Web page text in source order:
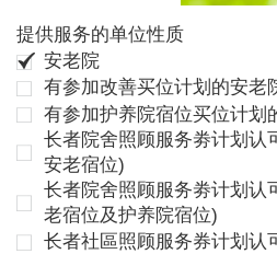
提供服务的单位性质
安老院
有参加改善买位计划的安老
有参加护养院宿位买位计划
长者院舍照顾服务劵计划认
安老宿位)
长者院舍照顾服务劵计划认
老宿位及护养院宿位)
长者社區照顾服务券计划认